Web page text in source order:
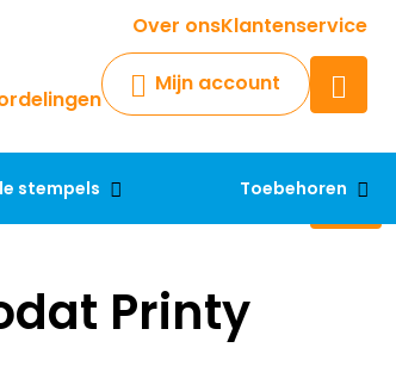
Over onsKlantenservice
Mijn account
stempels Toebehoren
Krijg een antwoord op uw vraag
Chatbot
Chat 24/7 met onze chatbot
Contact
Printy